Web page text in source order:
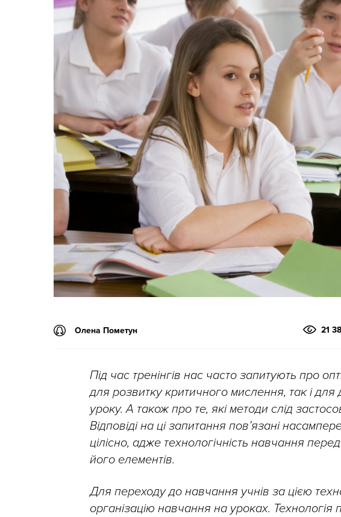
Олена Пометун 21
Під час тренінгів нас часто запитують про
для розвитку критичного мислення, так і
уроку. А також про те, які методи слід
Відповіді на ці запитання пов’язані
цілісно, адже технологічність навчання
його елементів.
Для переходу до навчання учнів за цією
організацію навчання на уроках.